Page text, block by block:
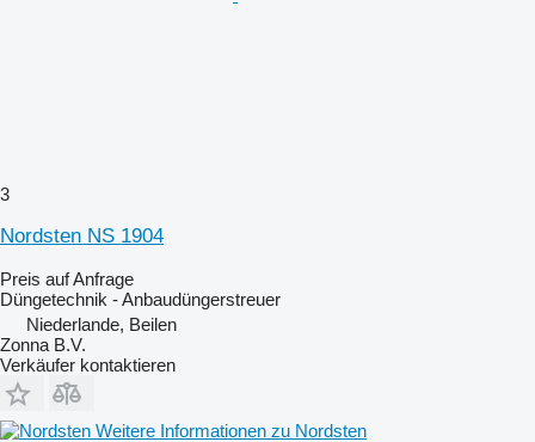
3
Nordsten NS 1904
Preis auf Anfrage
Düngetechnik - Anbaudüngerstreuer
Niederlande, Beilen
Zonna B.V.
Verkäufer kontaktieren
Weitere Informationen zu Nordsten